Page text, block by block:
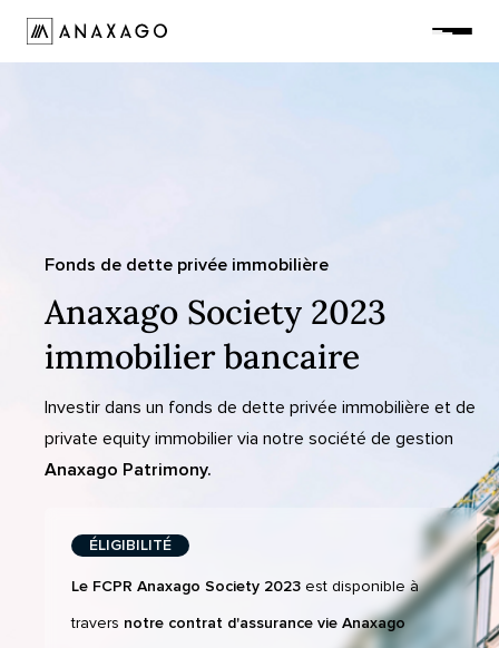
Fonds de dette privée immobilière
Anaxago Society 2023
immobilier bancaire
Investir dans un fonds de dette privée immobilière et de
private equity immobilier via notre société de gestion
Anaxago Patrimony.
ÉLIGIBILITÉ
Le FCPR Anaxago Society 2023 est disponible à
travers notre contrat d'assurance vie Anaxago